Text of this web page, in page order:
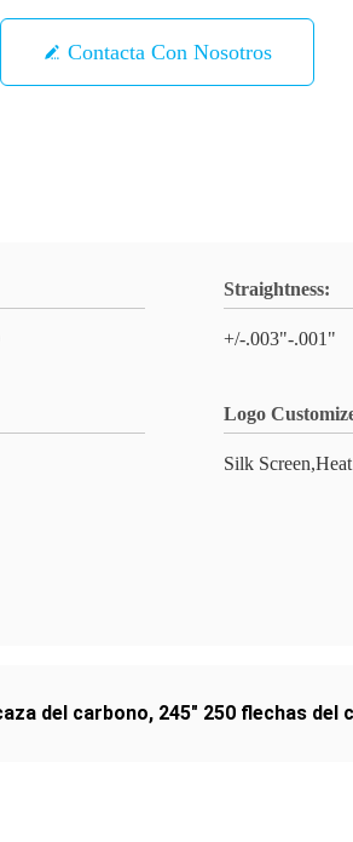
Contacta Con Nosotros
Straightness:
+/-.003"-.001"
Logo
Silk
del carbono, 245" 250 flechas del